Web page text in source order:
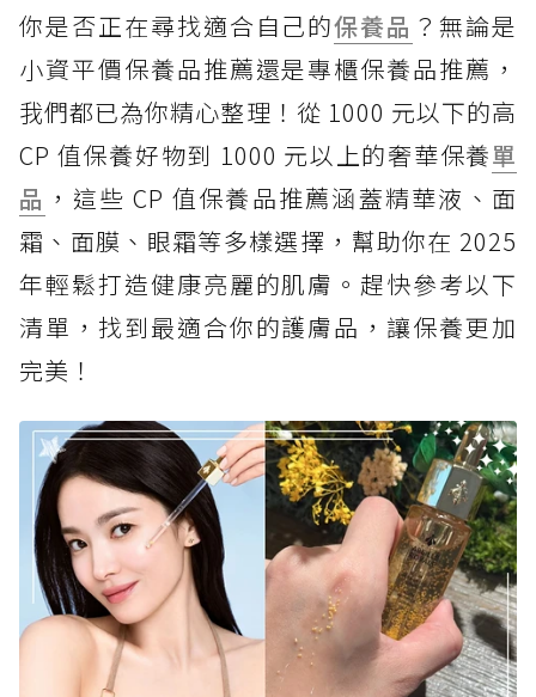
你是否正在尋找適合自己的保養品 ？無論是
小資平價保養品推薦還是專櫃保養品推薦，
我們都已為你精心整理！從 1000 元以下的高
CP 值保養好物到 1000 元以上的奢華保養單
品 ，這些 CP 值保養品推薦涵蓋精華液、面
霜、面膜、眼霜等多樣選擇，幫助你在 2025
年輕鬆打造健康亮麗的肌膚。趕快參考以下
清單，找到最適合你的護膚品，讓保養更加
完美！